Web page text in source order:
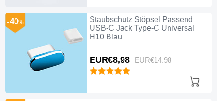
Staubschutz Stöpsel Passend
USB-C Jack Type-C Universal
H10 Blau
EUR€8,98 EUR€14,98
-40%